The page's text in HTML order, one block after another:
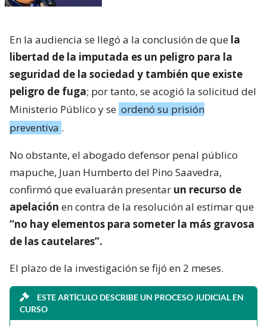
En la audiencia se llegó a la conclusión de que la
libertad de la imputada es un peligro para la
seguridad de la sociedad y también que existe
peligro de fuga; por tanto, se acogió la solicitud del
Ministerio Público y se ordenó su prisión
preventiva .
No obstante, el abogado defensor penal público
mapuche, Juan Humberto del Pino Saavedra,
confirmó que evaluarán presentar un recurso de
apelación en contra de la resolución al estimar que
“no hay elementos para someter la más gravosa
de las cautelares”.
El plazo de la investigación se fijó en 2 meses.
ESTE ARTÍCULO DESCRIBE UN PROCESO JUDICIAL EN
CURSO